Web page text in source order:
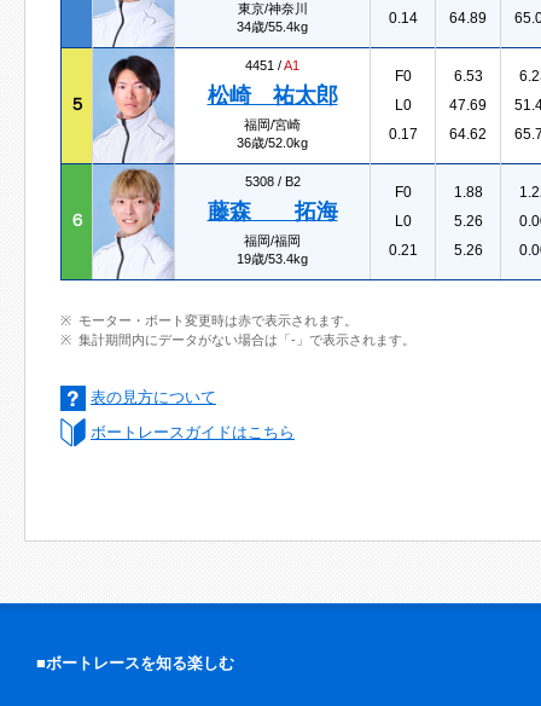
東京/神奈川
34歳/55.4kg
0.14
64.89
５
4451 /A1
松崎 祐太郎
福岡/宮崎
36歳/52.0kg
F0
L0
0.17
6.53
47.69
64.62
６
5308 / B2
藤森 拓海
福岡/福岡
19歳/53.4kg
F0
L0
0.21
1.88
5.26
5.26
モーター・ボート変更時は赤で表示されます。
集計期間内にデータがない場合は「-」で表示されます。
表の見方について
ボートレースガイドはこちら
■ボートレースを知る楽しむ